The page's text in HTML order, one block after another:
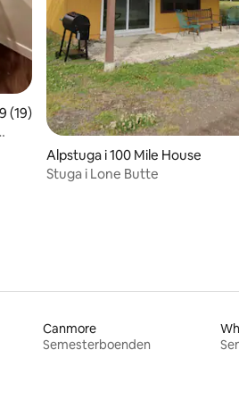
5 i genomsnittligt betyg, 19
(19)
Alpstuga i 100 Mile House
Stuga i Lone Butte
Canmore
Semesterboenden